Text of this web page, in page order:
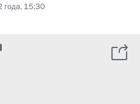
года, 15:30